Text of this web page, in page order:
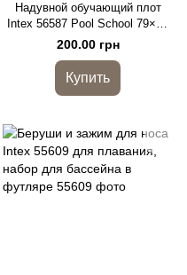
Надувной обучающий плот
Intex 56587 Pool School 79×79
см жёлтый
200.00 грн
Купить